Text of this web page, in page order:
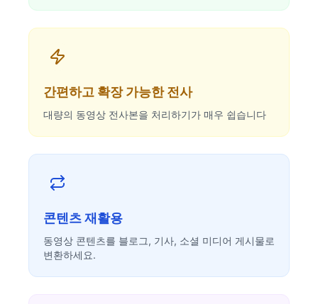
간편하고 확장 가능한 전사
대량의 동영상 전사본을 처리하기가 매우 쉽습니다
콘텐츠 재활용
동영상 콘텐츠를 블로그, 기사, 소셜 미디어 게시물로
변환하세요.